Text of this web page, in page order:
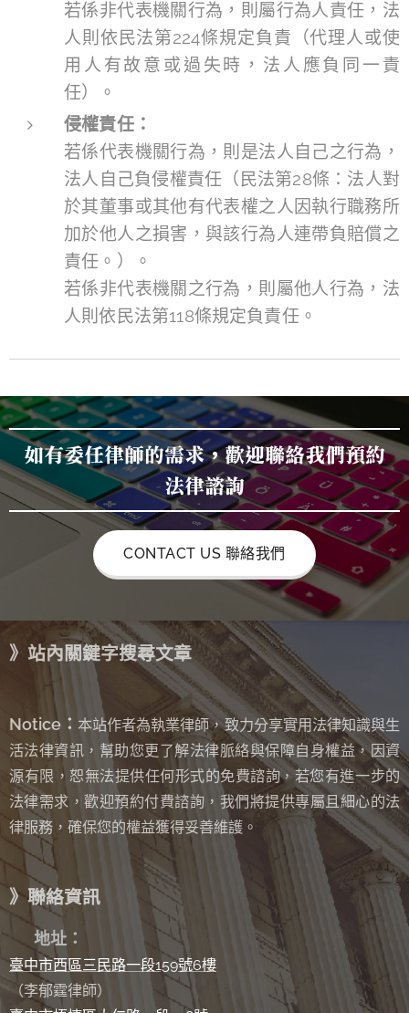
若係非代表機關行為，則屬行為人責任，法
人則依民法第224條規定負責（代理人或使
用人有故意或過失時，法人應負同一責
任）。
侵權責任：
若係代表機關行為，則是法人自己之行為，
法人自己負侵權責任（民法第28條：法人對
於其董事或其他有代表權之人因執行職務所
加於他人之損害，與該行為人連帶負賠償之
責任。）。
若係非代表機關之行為，則屬他人行為，法
人則依民法第118條規定負責任。
如有委任律師的需求，歡迎聯絡我們預約
法律諮詢
CONTACT US 聯絡我們
》站內關鍵字搜尋文章
Notice： 本站作者為執業律師，致力分享實用法律知識與生
活法律資訊，幫助您更了解法律脈絡與保障自身權益，因資
源有限，恕無法提供任何形式的免費諮詢， 若您有進一步的
法律需求，歡迎預約付費諮詢，我們將提供專屬且細心的法
律服務，確保您的權益獲得妥善維護。
》聯絡資訊
地址：
臺中市西區三民路一段159號6樓
（李郁霆律師）